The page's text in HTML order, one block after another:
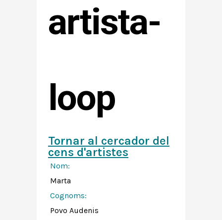
artista-
loop
Tornar al cercador del
cens d'artistes
Nom:
Marta
Cognoms:
Povo Audenis